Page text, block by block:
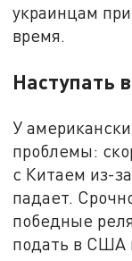
украинцам
время.
Наступать
У
проблемы:
с Китаем из-
падает.
победные
подать в США